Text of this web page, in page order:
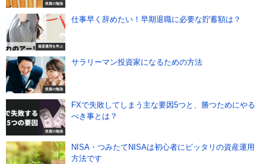
投資の勉強
資産運用を学ぶ
仕事早く辞めたい！早期退職に必要な貯蓄額は？
投資の勉強
サラリーマン投資家になるための方法
投資の勉強
FXで失敗してしまう主な要因5つと、勝つためにやる
べき事とは？
NISA・つみたてNISAは初心者にピッタリの資産運用
方法です